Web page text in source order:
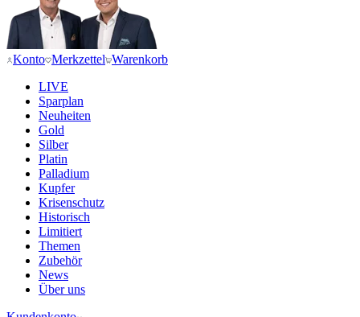
Konto Merkzettel Warenkorb
LIVE
Sparplan
Neuheiten
Gold
Silber
Platin
Palladium
Kupfer
Krisenschutz
Historisch
Limitiert
Themen
Zubehör
News
Über uns